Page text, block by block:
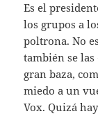
Es el
los grupos a
poltrona. No
también se
gran baza,
miedo a un
Vox. Quizá